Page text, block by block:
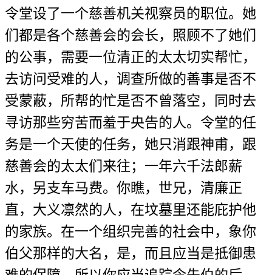
令堂设了一个慈善机关视察员的职位。她
们都是各个慈善会的会长，照顾不了她们
的公事，需要一位清正的太太切实帮忙，
去访问受难的人，调查所做的善事是否不
受蒙蔽，所帮的忙是否不曾落空，同时去
寻访那些穷苦而羞于央告的人。令堂的任
务是一个天使的任务，她只消跟神甫，跟
慈善会的太太们来往；一年六千法郎薪
水，另支车马费。你瞧，世兄，清廉正
直，大义凛然的人，在坟墓里还能庇护他
的家族。在一个组织完善的社会中，象你
伯父那样的大名，是，而且应当是抵御患